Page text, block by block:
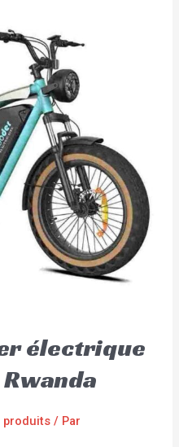
électrique
produits / Par